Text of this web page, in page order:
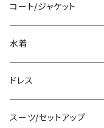
袖付き
ノースリーブ
その他
チュニック
シャツ/ブラウス
ベアトップ/チューブトップ
カーディガン/ボレロ
ニット/セーター
クロップド丈
ロング丈
デニム
レギンス
ミニ/ショート
ミディアム/ミモレ
ロング
その他
コート/ジャケット
コート
ジャケット
その他
水着
タンキニ
バンドゥビキニ
ドレス
ミニ/ショート
スーツ/セットアップ